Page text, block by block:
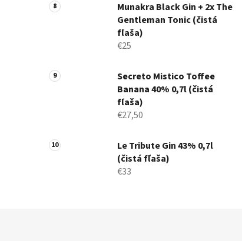
Munakra Black Gin + 2x The
Gentleman Tonic (čistá
fľaša)
€25
Secreto Mistico Toffee
Banana 40% 0,7l (čistá
fľaša)
€27,50
Le Tribute Gin 43% 0,7l
(čistá fľaša)
€33